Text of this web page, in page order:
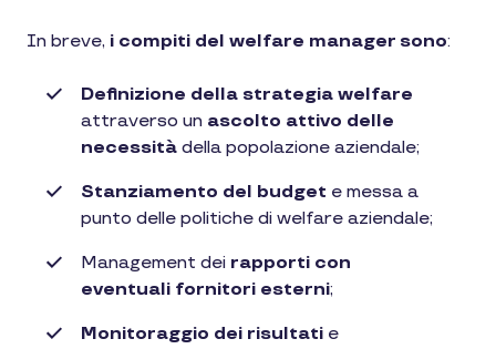
In breve, i compiti del welfare manager sono:
Definizione della strategia welfare
attraverso un ascolto attivo delle
necessità della popolazione aziendale;
Stanziamento del budget e messa a
punto delle politiche di welfare aziendale;
Management dei rapporti con
eventuali fornitori esterni;
Monitoraggio dei risultati e